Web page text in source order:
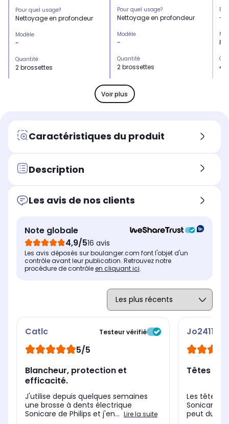
Pour quel usage?
Nettoyage en profondeur
Modèle
-
Quantité
2 brossettes
Type de produit
Brossette
Sonicare
Pour quel usage?
Nettoyage en profondeur
Modèle
-
Quantité
2 brossettes
Marque compatible
Philips
Type de produit
Brossette
-
4
Voir plus
Caractéristiques du produit
Description
Les avis de nos clients
Note globale
4,9/516 avis
Les avis déposés sur boulanger.com font l'objet d'un
contrôle avant leur publication. Retrouvez notre
procédure de contrôleen cliquant ici.
Catlc Testeur vérifié
5/5
Blancheur, protection et
efficacité.
J'utilise depuis quelques semaines
une brosse à dents électrique
Sonicare de Philips et j'en... Lire la suite
Jo2411
Têtes
Les têtes
Sonicare
peut dure,